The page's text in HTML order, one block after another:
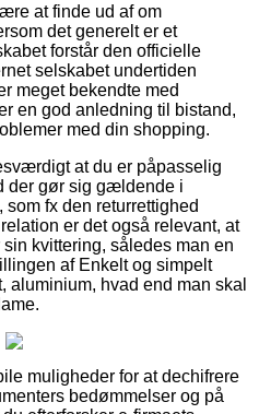
at finde ud af om
det generelt er et
forstår den officielle
selskabet undertiden
meget bekendte med
en god anledning til bistand,
med din shopping.
at du er påpasselig
der gør sig gældende i
fx den returrettighed
er det også relevant, at
kvittering, således man en
af Enkelt og simpelt
aluminium, hvad end man skal
muligheder for at dechifrere
bedømmelser og på